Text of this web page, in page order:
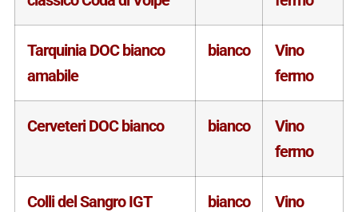
Tarquinia DOC bianco
amabile
bianco
Vino
fermo
Cerveteri DOC bianco bianco
Vino
fermo
Colli del Sangro IGT
bianco
Vino